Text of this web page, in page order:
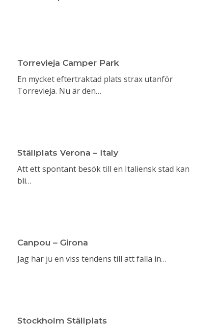
Torrevieja Camper Park
En mycket eftertraktad plats strax utanför
Torrevieja. Nu är den…
Ställplats Verona – Italy
Att ett spontant besök till en Italiensk stad kan
bli…
Canpou – Girona
Jag har ju en viss tendens till att falla in…
Stockholm Ställplats